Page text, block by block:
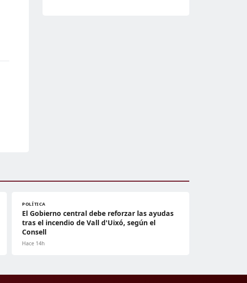
POLÍTICA
El Gobierno central debe reforzar las ayudas
tras el incendio de Vall d'Uixó, según el
Consell
Hace 14h